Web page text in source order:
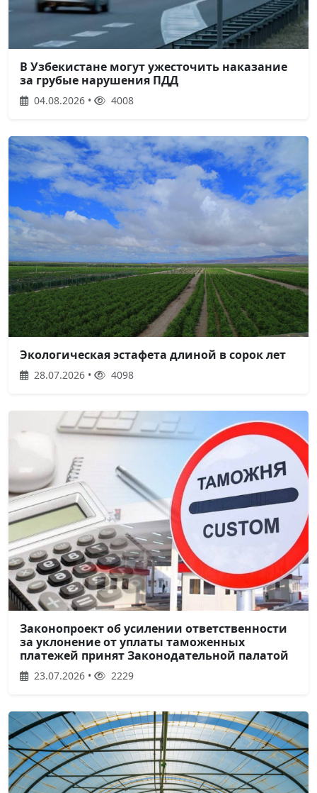
В Узбекистане могут ужесточить наказание
за грубые нарушения ПДД
04.08.2026 • 4008
Экологическая эстафета длиной в сорок лет
28.07.2026 • 4098
Законопроект об усилении ответственности
за уклонение от уплаты таможенных
платежей принят Законодательной палатой
23.07.2026 • 2229